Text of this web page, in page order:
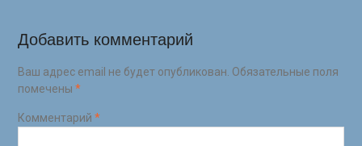
Добавить комментарий
Ваш адрес email не будет опубликован. Обязательные поля
помечены *
Комментарий *